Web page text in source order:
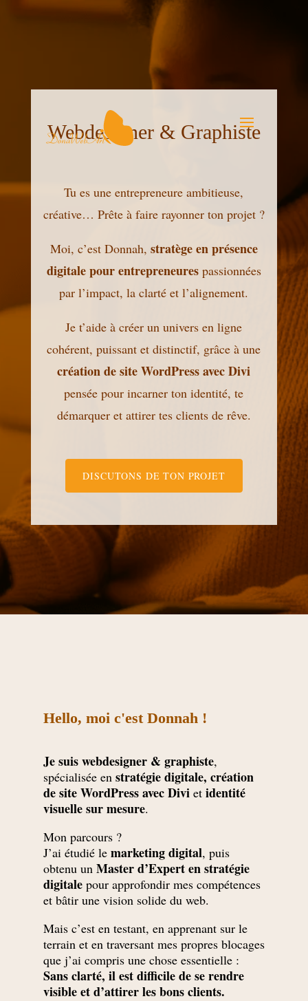
Webdesigner & Graphiste
Tu es une entrepreneure ambitieuse,
créative… Prête à faire rayonner ton projet ?
Moi, c’est Donnah, stratège en présence
digitale pour entrepreneurespassionnées
par l’impact, la clarté et l’alignement.
Je t’aide à créer un univers en ligne
cohérent, puissant et distinctif, grâce à une
création de site WordPress avec Divi
pensée pour incarner ton identité, te
démarquer et attirer tes clients de rêve.
DISCUTONS DE TON PROJET
Hello, moi c'est Donnah !
Je suis webdesigner & graphiste,
spécialisée en stratégie digitale, création
de site WordPress avec Diviet identité
visuelle sur mesure.
Mon parcours ?
J’ai étudié le marketing digital, puis
obtenu un Master d’Expert en stratégie
digitalepour approfondir mes compétences
et bâtir une vision solide du web.
Mais c’est en testant, en apprenant sur le
terrain et en traversant mes propres blocages
que j’ai compris une chose essentielle :
Sans clarté, il est difficile de se rendre
visible et d’attirer les bons clients.